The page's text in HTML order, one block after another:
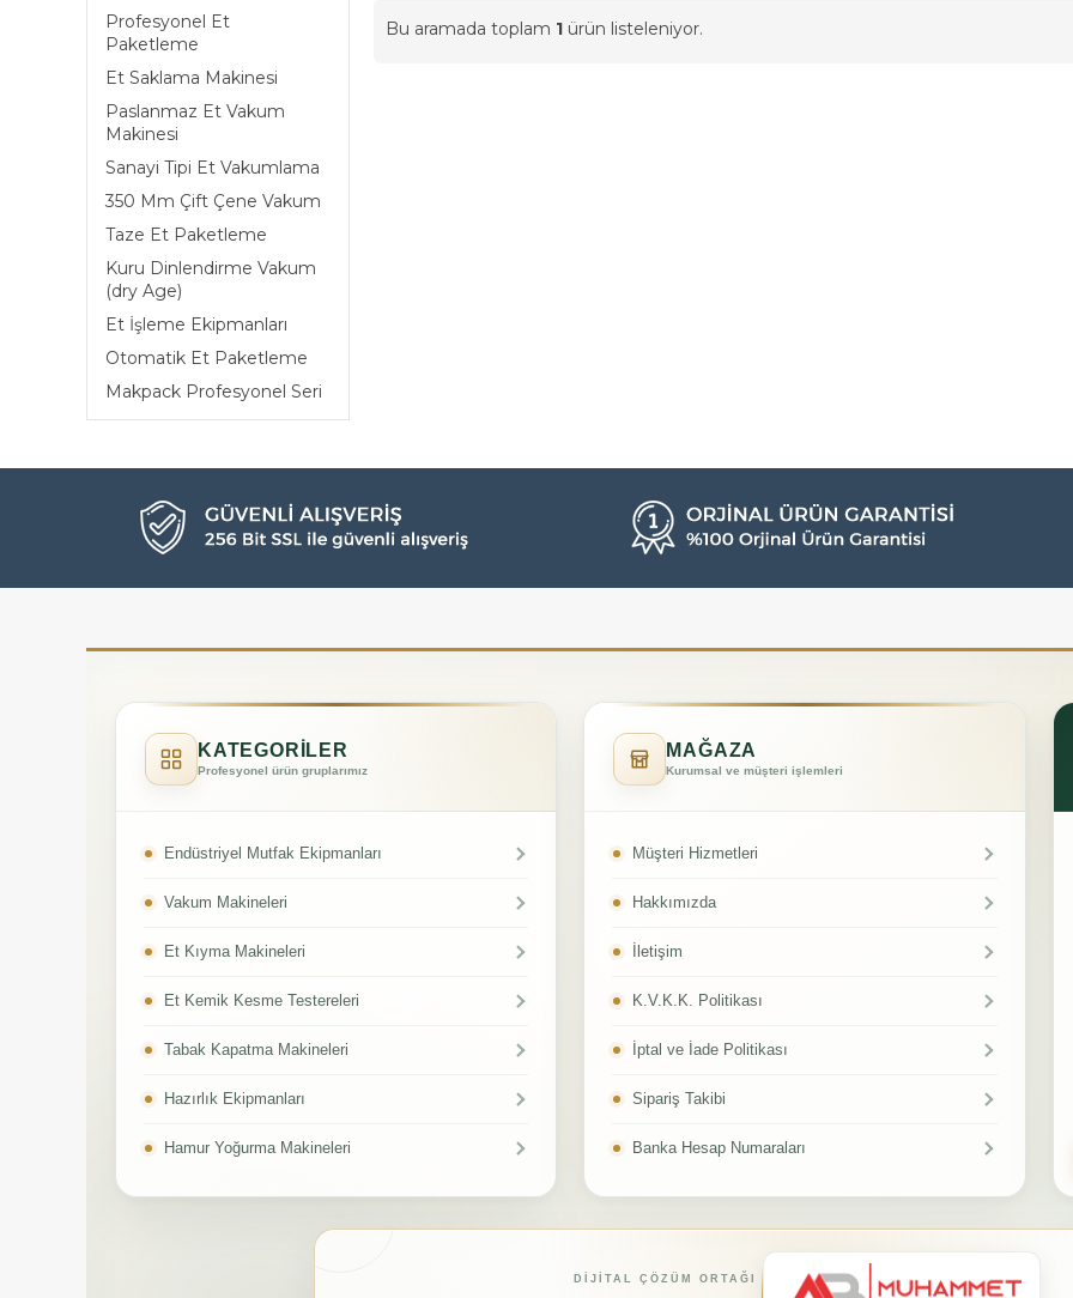
Profesyonel Et
Paketleme
Et Saklama Makinesi
Paslanmaz Et Vakum
Makinesi
Sanayi Tipi Et Vakumlama
350 Mm Çift Çene Vakum
Taze Et Paketleme
Kuru Dinlendirme Vakum
(dry Age)
Et İşleme Ekipmanları
Otomatik Et Paketleme
Makpack Profesyonel Seri
Bu aramada toplam 1 ürün listeleniyor.
KATEGORİLER
Profesyonel ürün gruplarımız
Endüstriyel Mutfak Ekipmanları
Vakum Makineleri
Et Kıyma Makineleri
Et Kemik Kesme Testereleri
Tabak Kapatma Makineleri
Hazırlık Ekipmanları
Hamur Yoğurma Makineleri
MAĞAZA
Kurumsal ve müşteri işlemleri
Müşteri Hizmetleri
Hakkımızda
İletişim
K.V.K.K. Politikası
İptal ve İade Politikası
Sipariş Takibi
Banka Hesap Numaraları
DIJITAL ÇÖZÜM ORTAĞI